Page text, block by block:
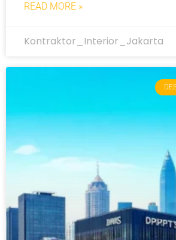
READ MORE »
Kontraktor_Interior_Jakarta